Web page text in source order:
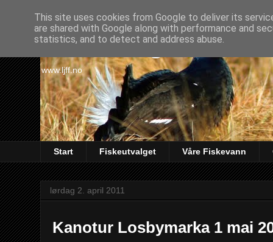
Lørenskog Jakt &
www.ljff.no
Start Fiskeutvalget Våre Fiskevann
lørdag 2. april 2011
Kanotur Losbymarka 1 mai
This site uses cookies from Google to deliver its
are shared with Google along with performance and
statistics, and to detect and address abuse.